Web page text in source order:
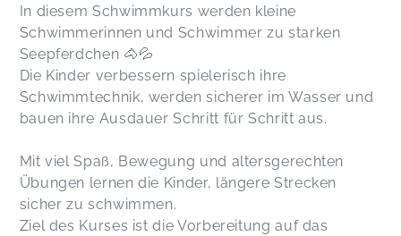
Liebes Schwimmschul-Team, ein riesiges
Dankeschön für die liebevolle Begleitung zum
Seepferdchen! Wir sind total begeistert, mit wie
viel Geduld und Freude ihr unserem Kind das
Schwimmen beigebracht habt. Aus anfänglicher
und das verdanken wir eurem tollen Team. Wir
hätten uns keinen besseren Ort für diesen ersten
großen Meilenstein wünschen können. Macht
weiter so! Herzliche Grüße,
Mareike,
In diesem Schwimmkurs werden kleine
Schwimmerinnen und Schwimmer zu starken
Seepferdchen 🐴💦
Die Kinder verbessern spielerisch ihre
Schwimmtechnik, werden sicherer im Wasser und
bauen ihre Ausdauer Schritt für Schritt aus.
Mit viel Spaß, Bewegung und altersgerechten
Übungen lernen die Kinder, längere Strecken
sicher zu schwimmen.
Ziel des Kurses ist die Vorbereitung auf das